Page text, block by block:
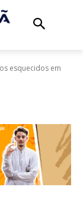
esquecidos em